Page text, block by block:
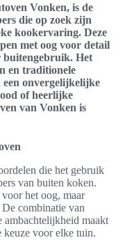
Vonken, is de
die op zoek zijn
kookervaring. Deze
met oog voor detail
buitengebruik. Het
en traditionele
een onvergelijkelijke
of heerlijke
van Vonken is
die het gebruik
van buiten koken.
het oog, maar
combinatie van
ambachtelijkheid maakt
keuze voor elke tuin.